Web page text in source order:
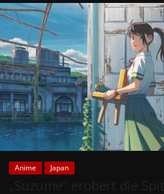
Anime Japan